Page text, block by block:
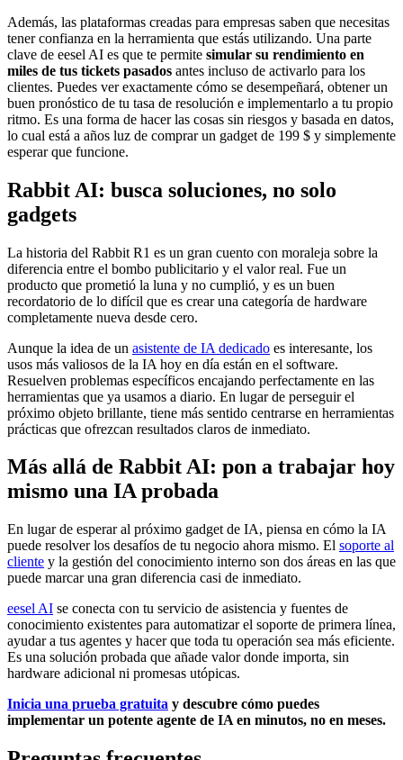
Además, las plataformas creadas para empresas saben que necesitas
tener confianza en la herramienta que estás utilizando. Una parte
clave de eesel AI es que te permite simular su rendimiento en
miles de tus tickets pasados antes incluso de activarlo para los
clientes. Puedes ver exactamente cómo se desempeñará, obtener un
buen pronóstico de tu tasa de resolución e implementarlo a tu propio
ritmo. Es una forma de hacer las cosas sin riesgos y basada en datos,
lo cual está a años luz de comprar un gadget de 199 $ y simplemente
esperar que funcione.
Rabbit AI: busca soluciones, no solo
gadgets
La historia del Rabbit R1 es un gran cuento con moraleja sobre la
diferencia entre el bombo publicitario y el valor real. Fue un
producto que prometió la luna y no cumplió, y es un buen
recordatorio de lo difícil que es crear una categoría de hardware
completamente nueva desde cero.
Aunque la idea de un asistente de IA dedicado es interesante, los
usos más valiosos de la IA hoy en día están en el software.
Resuelven problemas específicos encajando perfectamente en las
herramientas que ya usamos a diario. En lugar de perseguir el
próximo objeto brillante, tiene más sentido centrarse en herramientas
prácticas que ofrezcan resultados claros de inmediato.
Más allá de Rabbit AI: pon a trabajar hoy
mismo una IA probada
En lugar de esperar al próximo gadget de IA, piensa en cómo la IA
puede resolver los desafíos de tu negocio ahora mismo. El soporte al
cliente y la gestión del conocimiento interno son dos áreas en las que
puede marcar una gran diferencia casi de inmediato.
eesel AI se conecta con tu servicio de asistencia y fuentes de
conocimiento existentes para automatizar el soporte de primera línea,
ayudar a tus agentes y hacer que toda tu operación sea más eficiente.
Es una solución probada que añade valor donde importa, sin
hardware adicional ni promesas utópicas.
Inicia una prueba gratuita y descubre cómo puedes
implementar un potente agente de IA en minutos, no en meses.